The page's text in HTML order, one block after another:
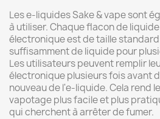
Les e-liquides Sake & vape sont
à utiliser. Chaque flacon de
électronique est de taille
suffisamment de liquide pour
Les utilisateurs peuvent remplir
électronique plusieurs fois avant
nouveau de l'e-liquide. Cela rend
vapotage plus facile et plus
qui cherchent à arrêter de fumer.